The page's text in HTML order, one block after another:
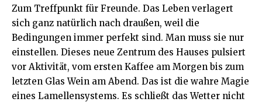
Zum Treffpunkt für Freunde. Das Leben verlagert
sich ganz natürlich nach draußen, weil die
Bedingungen immer perfekt sind. Man muss sie nur
einstellen. Dieses neue Zentrum des Hauses pulsiert
vor Aktivität, vom ersten Kaffee am Morgen bis zum
letzten Glas Wein am Abend. Das ist die wahre Magie
eines Lamellensystems. Es schließt das Wetter nicht